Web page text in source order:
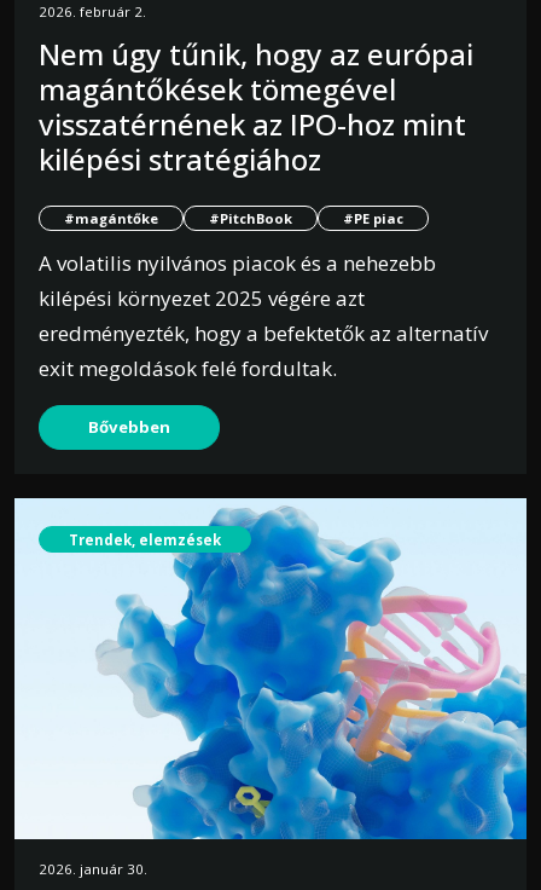
2026. február 2.
Nem úgy tűnik, hogy az európai
magántőkések tömegével
visszatérnének az IPO-hoz mint
kilépési stratégiához
#magántőke #PitchBook #PE piac
A volatilis nyilvános piacok és a nehezebb
kilépési környezet 2025 végére azt
eredményezték, hogy a befektetők az alternatív
exit megoldások felé fordultak.
Bővebben
Trendek, elemzések
2026. január 30.